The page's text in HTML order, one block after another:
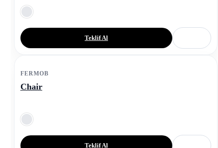
Teklif Al
FERMOB
Chair
Teklif Al